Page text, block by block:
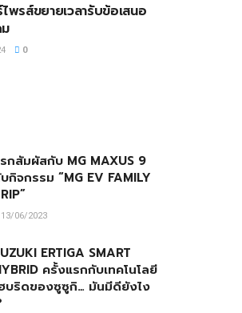
พรส์ขยายเวลารับข้อเสนอ
0
กสัมผัสกับ MG MAXUS 9
กิจกรรม “MG EV FAMILY
13/06/2023
ERTIGA SMART
ครั้งแรกกับเทคโนโลยี
บริดของซูซูกิ… มันมีดียังไง